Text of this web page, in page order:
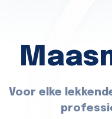
Voor elke